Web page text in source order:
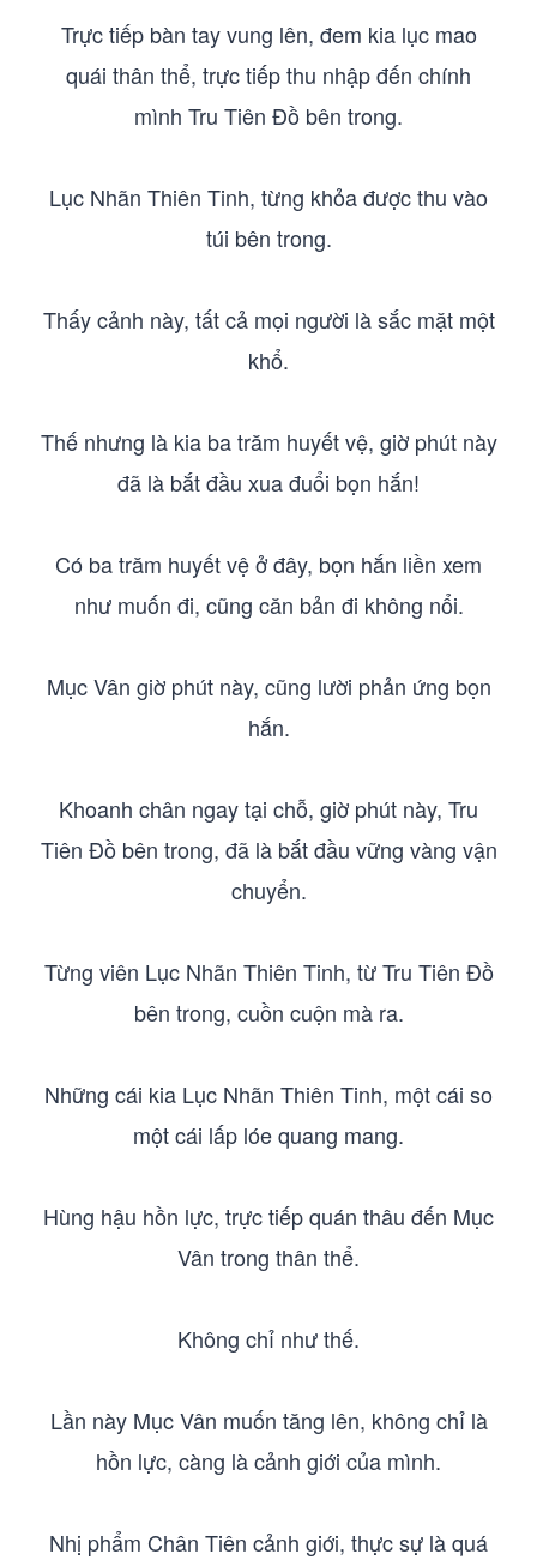
Trực tiếp bàn tay vung lên, đem kia lục mao
quái thân thể, trực tiếp thu nhập đến chính
mình Tru Tiên Đồ bên trong.
Lục Nhãn Thiên Tinh, từng khỏa được thu vào
túi bên trong.
Thấy cảnh này, tất cả mọi người là sắc mặt một
khổ.
Thế nhưng là kia ba trăm huyết vệ, giờ phút này
đã là bắt đầu xua đuổi bọn hắn!
Có ba trăm huyết vệ ở đây, bọn hắn liền xem
như muốn đi, cũng căn bản đi không nổi.
Mục Vân giờ phút này, cũng lười phản ứng bọn
hắn.
Khoanh chân ngay tại chỗ, giờ phút này, Tru
Tiên Đồ bên trong, đã là bắt đầu vững vàng vận
chuyển.
Từng viên Lục Nhãn Thiên Tinh, từ Tru Tiên Đồ
bên trong, cuồn cuộn mà ra.
Những cái kia Lục Nhãn Thiên Tinh, một cái so
một cái lấp lóe quang mang.
Hùng hậu hồn lực, trực tiếp quán thâu đến Mục
Vân trong thân thể.
Không chỉ như thế.
Lần này Mục Vân muốn tăng lên, không chỉ là
hồn lực, càng là cảnh giới của mình.
Nhị phẩm Chân Tiên cảnh giới, thực sự là quá